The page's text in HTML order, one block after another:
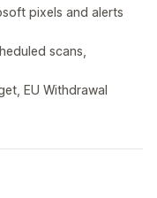
pixels and alerts
scans,
EU Withdrawal